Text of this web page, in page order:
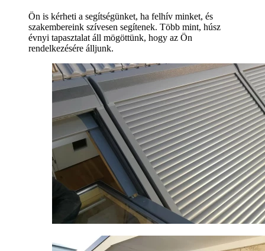
Ön is kérheti a segítségünket, ha felhív minket, és
szakembereink szívesen segítenek. Több mint, húsz
évnyi tapasztalat áll mögöttünk, hogy az Ön
rendelkezésére álljunk.